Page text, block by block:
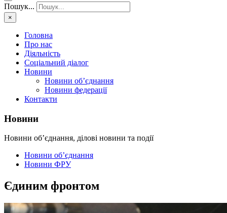
Пошук...
×
Головна
Про нас
Діяльність
Соціальний діалог
Новини
Новини об’єднання
Новини федерації
Контакти
Новини
Новини об’єднання, ділові новини та події
Новини об’єднання
Новини ФРУ
Єдиним фронтом